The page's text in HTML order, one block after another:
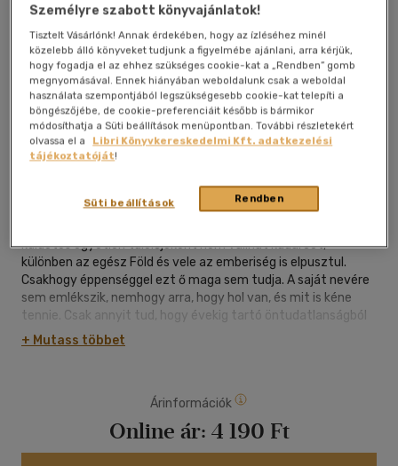
Beleolvasok Kívánságlistához adom Megosztom
magyar nyelvű
küldetés egyetlen túlélőjeként nem vallhat kudarcot,
különben az egész Föld és vele az emberiség is elpusztul.
Csakhogy éppenséggel ezt ő maga sem tudja. A saját nevére
sem emlékszik, nemhogy arra, hogy hol van, és mit is kéne
tennie. Csak annyit tud, hogy évekig tartó öntudatlanságból
ébresztik fel, sok-sok millió kilométerre az otthonától, két
holttest társaságában. Rylandnak lépésről lépésre kell
sebtiben összetákolt, majd az űr mélyébe kilőtt hajó
fedélzetén egymagában kell elhárítania az emberiség
kihalásával fenyegető, felfoghatatlan súlyú katasztrófát. Ha
beszámítjuk a képletbe váratlan szövetségesét, talán még
+ Mutass többet
Árinformációk
Online ár: 4 190 Ft
Személyre szabott könyvajánlatok!
Tisztelt Vásárlónk! Annak érdekében, hogy az ízléséhez minél
közelebb álló könyveket tudjunk a figyelmébe ajánlani, arra kérjük,
hogy fogadja el az ehhez szükséges cookie-kat a „Rendben” gomb
megnyomásával. Ennek hiányában weboldalunk csak a weboldal
használata szempontjából legszükségesebb cookie-kat telepíti a
böngészőjébe, de cookie-preferenciáit később is bármikor
módosíthatja a Süti beállítások menüpontban. További részletekért
olvassa el a
Libri Könyvkereskedelmi Kft. adatkezelési
tájékoztatóját!
Rendben
Süti beállítások